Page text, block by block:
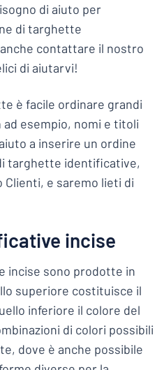
di aiuto per
di targhette
contattare il nostro
di aiutarvi!
è facile ordinare grandi
esempio, nomi e titoli
a inserire un ordine
targhette identificative,
e saremo lieti di
incise
incise sono prodotte in
superiore costituisce il
inferiore il colore del
di colori possibili
dove è anche possibile